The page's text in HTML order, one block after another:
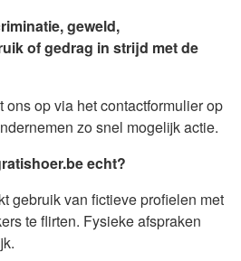
geweld,
of gedrag in strijd met de
ons op via het contactformulier op
zo snel mogelijk actie.
echt?
gebruik van fictieve profielen met
te flirten. Fysieke afspraken